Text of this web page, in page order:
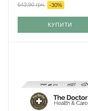
643,90грн. -30%
КУПИТИ